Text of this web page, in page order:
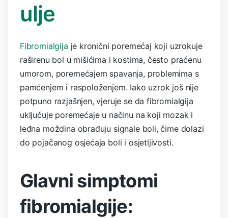
ulje
Fibromialgija je kronični poremećaj koji uzrokuje
raširenu bol u mišićima i kostima, često praćenu
umorom, poremećajem spavanja, problemima s
pamćenjem i raspoloženjem. Iako uzrok još nije
potpuno razjašnjen, vjeruje se da fibromialgija
uključuje poremećaje u načinu na koji mozak i
leđna moždina obrađuju signale boli, čime dolazi
do pojačanog osjećaja boli i osjetljivosti.
Glavni simptomi
fibromialgije: